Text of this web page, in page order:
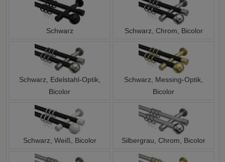
Schwarz Schwarz, Chrom, Bicolor
Schwarz, Edelstahl-Optik,
Bicolor
Schwarz, Messing-Optik,
Bicolor
Schwarz, Weiß, Bicolor Silbergrau, Chrom, Bicolor